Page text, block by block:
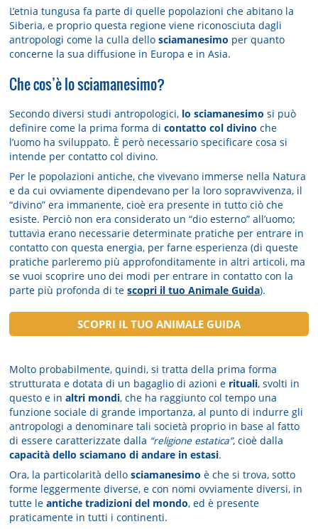
L’etnia tungusa fa parte di quelle popolazioni che abitano la
Siberia, e proprio questa regione viene riconosciuta dagli
antropologi come la culla dellosciamanesimo per quanto
concerne la sua diffusione in Europa e in Asia.
Che cos’è lo sciamanesimo?
Secondo diversi studi antropologici, lo sciamanesimo si può
definire come la prima forma dicontatto col divino che
l’uomo ha sviluppato. È però necessario specificare cosa si
intende per contatto col divino.
Per le popolazioni antiche, che vivevano immerse nella Natura
e da cui ovviamente dipendevano per la loro sopravvivenza, il
“divino” era immanente, cioè era presente in tutto ciò che
esiste. Perciò non era considerato un “dio esterno” all’uomo;
tuttavia erano necessarie determinate pratiche per entrare in
contatto con questa energia, per farne esperienza (di queste
pratiche parleremo più approfonditamente in altri articoli, ma
se vuoi scoprire uno dei modi per entrare in contatto con la
parte più profonda di tescopri il tuo Animale Guida).
SCOPRI IL TUO ANIMALE GUIDA
Molto probabilmente, quindi, si tratta della prima forma
strutturata e dotata di un bagaglio di azioni e rituali, svolti in
questo e inaltri mondi, che ha raggiunto col tempo una
funzione sociale di grande importanza, al punto di indurre gli
antropologi a denominare tali società proprio in base al fatto
di essere caratterizzate dalla “religione estatica”, cioè dalla
capacità dello sciamano di andare in estasi.
Ora, la particolarità dellosciamanesimo è che si trova, sotto
forme leggermente diverse, e con nomi ovviamente diversi, in
tutte leantiche tradizioni del mondo, ed è presente
praticamente in tutti i continenti.